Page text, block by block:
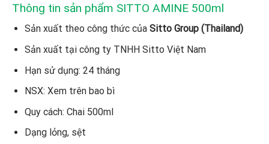
Thông tin sản phẩm SITTO AMINE 500ml
Sản xuất theo công thức của Sitto Group (Thailand)
Sản xuất tại công ty TNHH Sitto Việt Nam
Hạn sử dụng: 24 tháng
NSX: Xem trên bao bì
Quy cách: Chai 500ml
Dạng lỏng, sệt